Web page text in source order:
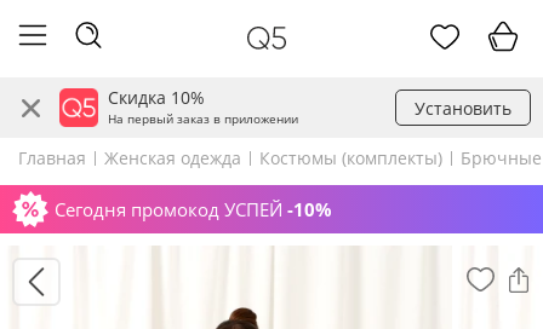
Скидка 10%
На первый заказ в приложении Установить
Главная Женская одежда Костюмы (комплекты)
Сегодня промокод УСПЕЙ -10%